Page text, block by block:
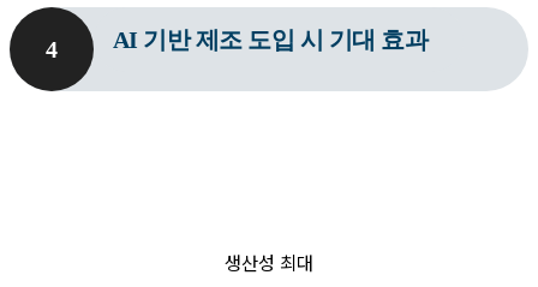
4 AI 기반 제조 도입 시 기대 효과
생산성 최대